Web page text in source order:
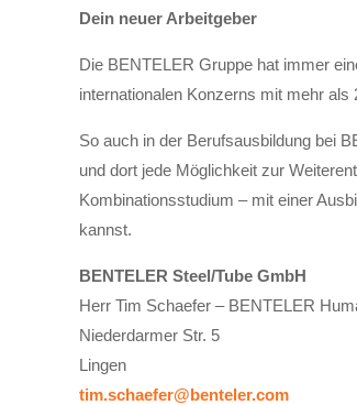
Dein neuer Arbeitgeber
Die BENTELER Gruppe hat immer
internationalen Konzerns mit mehr als
So auch in der Berufsausbildung bei
und dort jede Möglichkeit zur
Kombinationsstudium – mit einer
kannst.
BENTELER Steel/Tube GmbH
Herr Tim Schaefer – BENTELER
Niederdarmer Str. 5
Lingen
tim.schaefer@benteler.com